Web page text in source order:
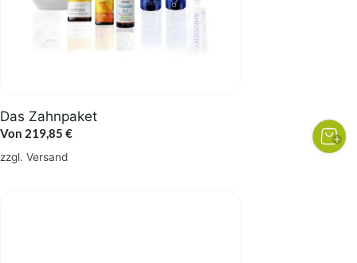
Das Zahnpaket
Von 219,85 €
zzgl. Versand